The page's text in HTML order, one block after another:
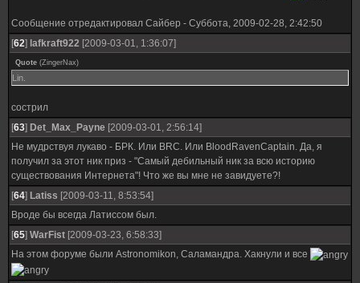
Сообщение отредактировал Сайбер - Суббота, 2009-02-28, 2:42:50
[62] lafkraft922 [2009-03-01, 1:36:07]
Quote (ZingerNax)
Lin.
сострил
[63] Det_Max_Payne [2009-03-01, 2:56:14]
Не мудрствуя лукаво - БРК. Или BRC. Или BloodRavenCaptain. Да, я
получил за этот ник приз - "Самый дебильный ник за всю историю
существования Интернета"! Что же вы мне не завидуете?!
[64] Latiss [2009-03-11, 8:53:54]
Вроде бы всегда Латиссом был.
[65] WarFist [2009-03-23, 6:58:33]
На этом форуме были Astronomikon, Саламандра. Хакнули и все